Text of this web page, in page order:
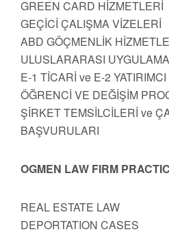
GREEN CARD HİZMETLERİ
GEÇİCİ ÇALIŞMA VİZELERİ
ABD GÖÇMENLİK
ULUSLARARASI
E-1 TİCARİ ve E-2
ÖĞRENCİ VE DEĞİŞİM
ŞİRKET TEMSİLCİLERİ ve
BAŞVURULARI
OGMEN LAW FIRM
REAL ESTATE LAW
DEPORTATION CASES